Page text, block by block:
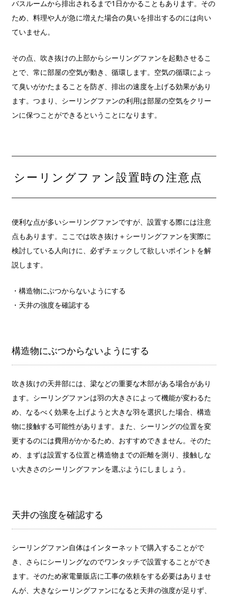
バスルームから排出されるまで1日かかることもあります。その
ため、料理や人が急に増えた場合の臭いを排出するのには向い
ていません。
その点、吹き抜けの上部からシーリングファンを起動させるこ
とで、常に部屋の空気が動き、循環します。空気の循環によっ
て臭いがかたまることを防ぎ、排出の速度を上げる効果があり
ます。つまり、シーリングファンの利用は部屋の空気をクリー
ンに保つことができるということになります。
シーリングファン設置時の注意点
便利な点が多いシーリングファンですが、設置する際には注意
点もあります。ここでは吹き抜け＋シーリングファンを実際に
検討している人向けに、必ずチェックして欲しいポイントを解
説します。
・構造物にぶつからないようにする
・天井の強度を確認する
構造物にぶつからないようにする
吹き抜けの天井部には、梁などの重要な木部がある場合があり
ます。シーリングファンは羽の大きさによって機能が変わるた
め、なるべく効果を上げようと大きな羽を選択した場合、構造
物に接触する可能性があります。また、シーリングの位置を変
更するのには費用がかかるため、おすすめできません。そのた
め、まずは設置する位置と構造物までの距離を測り、接触しな
い大きさのシーリングファンを選ぶようにしましょう。
天井の強度を確認する
シーリングファン自体はインターネットで購入することがで
き、さらにシーリングなのでワンタッチで設置することができ
ます。そのため家電量販店に工事の依頼をする必要はありませ
んが、大きなシーリングファンになると天井の強度が足りず、